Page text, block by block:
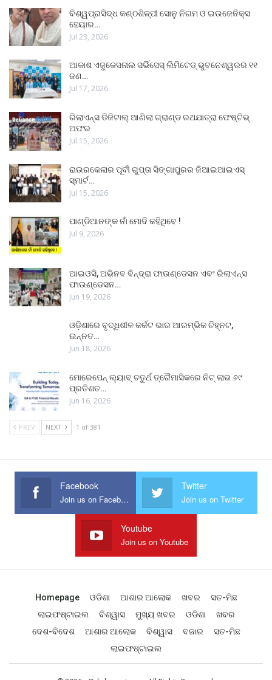
ବିଶ୍ୱପ୍ରସିଦ୍ଧ କଣ୍ଠଶିଳ୍ପୀ ସୋନୁ ନିଗମ ଓ ଇଉଜେନିକ୍ସ
ହେୟାର…
Jul 23, 2026
ଆକାଶ ଏଜୁକେସନାଲ ସର୍ଭିସେସ୍ ଲିମିଟେଡ୍ ଭୁବନେଶ୍ୱରର ୧୧
ଜଣ…
Jul 17, 2026
ରିଲାଏନ୍ସ ଡିଜିଟାଲ୍ ଆଣିଲା ଗ୍ରାଣ୍ଡ ରଥଯାତ୍ରା ଫେଷ୍ଟିଭ୍
ଅଫର
Jul 15, 2026
ରାଉରକେଲାର ପୂର୍ବୀ ଗୁପ୍ତା ସିଙ୍ଗାପୁରର ଜିଆଇଆଇଏସ୍
ସ୍ମାର୍ଟ…
Jul 15, 2026
ପାଣ୍ଡିଆନଙ୍କ ନାଁ ମୋଦି କହିଥିବେ !
Jul 9, 2026
ଆଇଓସି, ଅଭିନବ ବିନ୍ଦ୍ରା ଫାଉଣ୍ଡେସନ ଏବଂ ରିଲାଏନ୍ସ
ଫାଉଣ୍ଡେସନ…
Jun 19, 2026
ଓଡ଼ିଶାରେ ବୃଦ୍ଧିଶୀଳ କର୍କଟ ଭାର ଆରମ୍ଭିକ ଚିହ୍ନଟ,
ଉନ୍ନତ…
Jun 18, 2026
ମୋରେପେନ୍ ଲ୍ୟାବ୍ ଚତୁର୍ଥ ତ୍ରୈମାସିକରେ ନିଟ୍ ଲାଭ ୬୯
ପ୍ରତିଶତ…
Jun 16, 2026
PREV NEXT 1 of 381
Facebook
Join us on Facebook
Twitter
Join us on Twitter
Youtube
Join us on Youtube
Homepage ଓଡିଶା ଆଶାର ଆଲୋକ ଖବର
ସତ-ମିଛ
ଲାଇଫଷ୍ଟାଇଲ
ବିଶ୍ୱାସ ମୁଖ୍ୟ ଖବର ଓଡିଶା
ଖବର
ଦେଶ-ବିଦେଶ
ଆଶାର ଆଲୋକ ବିଶ୍ୱାସ ବଜାର
ସତ-ମିଛ
ଲାଇଫଷ୍ଟାଇଲ